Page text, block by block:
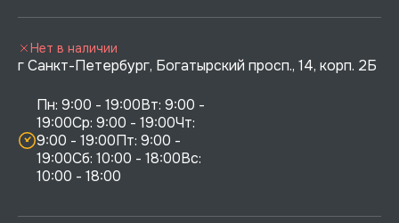
г Санкт-Петербург, Богатырский просп., 14, корп. 2Б
Пн: 9:00 - 19:00Вт: 9:00 -
19:00Ср: 9:00 - 19:00Чт:
9:00 - 19:00Пт: 9:00 -
19:00Сб: 10:00 - 18:00Вс:
10:00 - 18:00
Нет в наличии